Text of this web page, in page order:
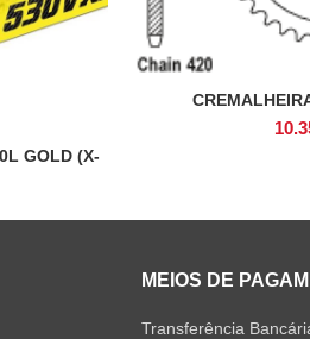
GOLD (X-
MEIOS DE
Transferência